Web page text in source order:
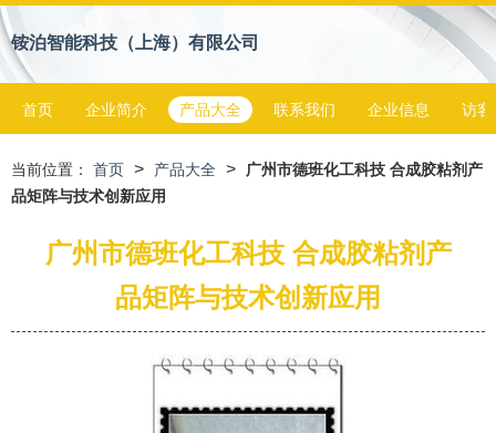
铵泊智能科技（上海）有限公司
首页 企业简介 产品大全 联系我们 企业信息 访客
当前位置： 首页 > 产品大全 >
广州市德班化工科技 合成胶粘剂产
品矩阵与技术创新应用
广州市德班化工科技 合成胶粘剂产
品矩阵与技术创新应用